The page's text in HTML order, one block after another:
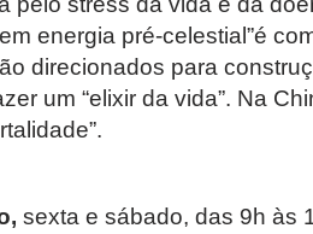
energia pré-celestial”é
direcionados para
um “elixir da vida”. Na
sexta e sábado, das 9h às